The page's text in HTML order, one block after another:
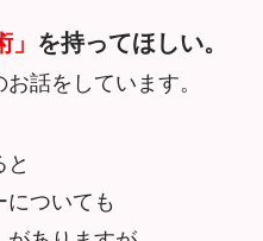
を持ってほしい。
話をしています。
ついても